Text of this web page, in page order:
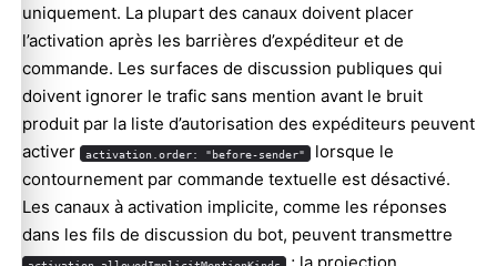
uniquement. La plupart des canaux doivent placer
l’activation après les barrières d’expéditeur et de
commande. Les surfaces de discussion publiques qui
doivent ignorer le trafic sans mention avant le bruit
produit par la liste d’autorisation des expéditeurs peuvent
activer
activation.order: "before-sender" lorsque le
contournement par commande textuelle est désactivé.
Les canaux à activation implicite, comme les réponses
dans les fils de discussion du bot, peuvent transmettre